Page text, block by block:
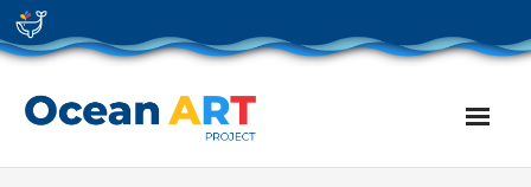
Skip
to
content